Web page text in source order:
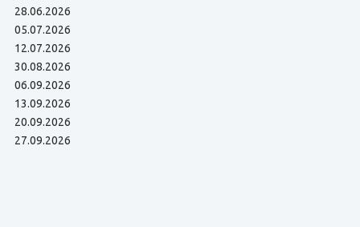
28.06.2026
05.07.2026
12.07.2026
30.08.2026
06.09.2026
13.09.2026
20.09.2026
27.09.2026